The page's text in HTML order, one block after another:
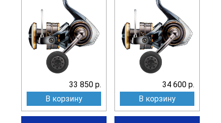
33 850 р.
В корзину
34 600 р.
В корзину